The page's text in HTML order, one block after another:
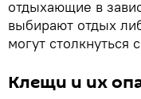
отдыхающие в
выбирают отдых
могут столкнуться
Клещи и их